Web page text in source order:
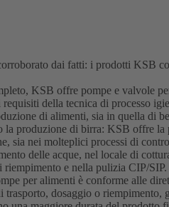
dai fatti: i prodotti KSB
KSB offre pompe e valvole
requisiti della tecnica di processo
di alimenti, sia in quella di
la produzione di birra: KSB offre
sia nei molteplici processi di
delle acque, nel locale di
e nella pulizia CIP/SIP.
per alimenti è conforme alle
trasporto, dosaggio o riempimento,